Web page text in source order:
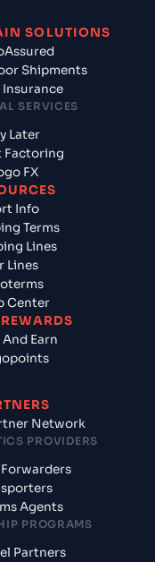
SOLUTIONS
Shipments
SERVICES
Later
Factoring
FX
Info
Terms
Lines
Lines
Center
And Earn
Network
PROVIDERS
Agents
PROGRAMS
Partners